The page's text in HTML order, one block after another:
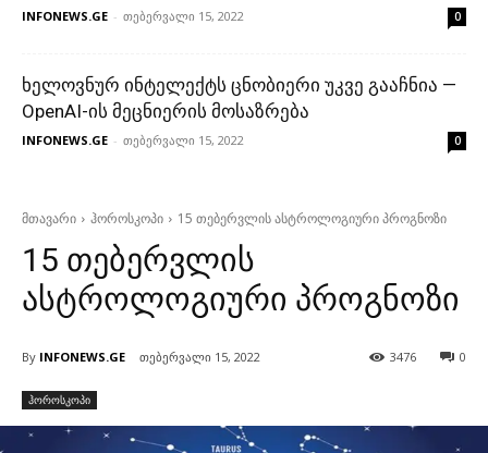
INFONEWS.GE - თებერვალი 15, 2022 0
ხელოვნურ ინტელექტს ცნობიერი უკვე გააჩნია —
OpenAI-ის მეცნიერის მოსაზრება
INFONEWS.GE - თებერვალი 15, 2022 0